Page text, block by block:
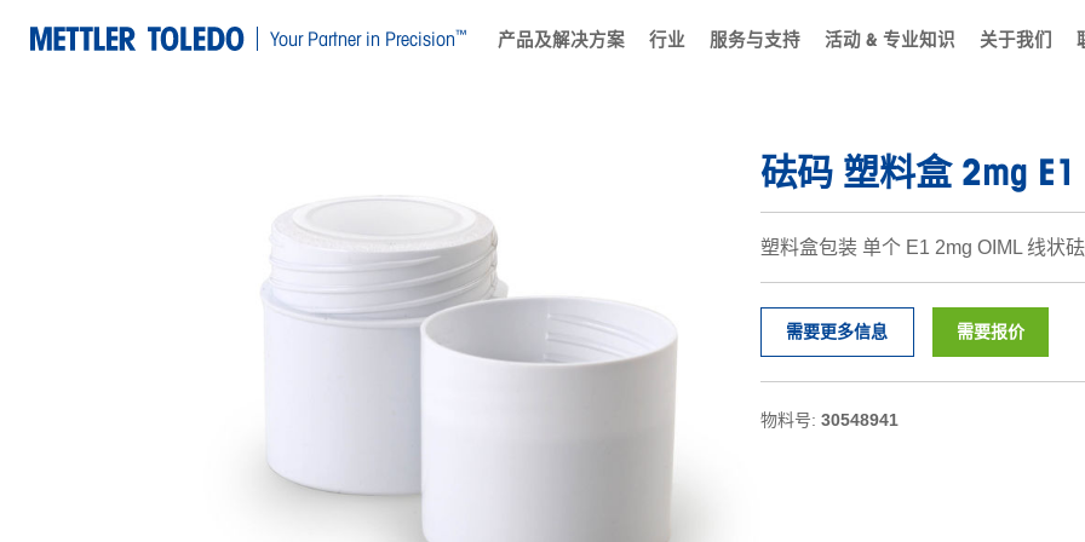
Your Partner in Precision™ 产品及解决方案 行业 服务与支持 活动 & 专业知识 关于我们
砝码 塑料盒 2mg E1
塑料盒包装 单个 E1 2mg OIML 线状
需要更多信息 需要报价
物料号: 30548941